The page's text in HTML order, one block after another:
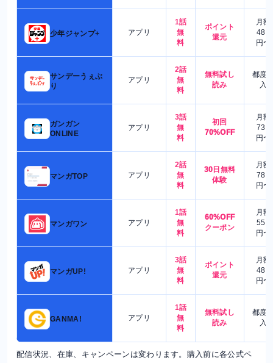
少年ジャンプ+ アプリ
1話
無
料
ポイント
還元
月額
480
円〜
サンデーうぇぶ
り
アプリ
2話
無
料
無料試し
読み
都度
入
ガンガン
ONLINE
アプリ
3話
無
料
初回
70%OFF
月額
730
円〜
マンガTOP アプリ
2話
無
料
30日無料
体験
月額
780
円〜
マンガワン アプリ
1話
無
料
60%OFF
クーポン
月額
550
円〜
マンガUP! アプリ
3話
無
料
ポイント
還元
月額
480
円〜
GANMA! アプリ
1話
無
料
無料試し
読み
都度
入
配信状況、在庫、キャンペーンは変わります。購入前に各公式ペ